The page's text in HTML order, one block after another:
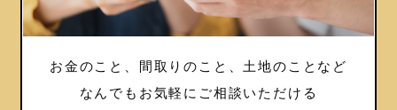
お金のこと、間取りのこと、土地のことなど
なんでもお気軽にご相談いただける